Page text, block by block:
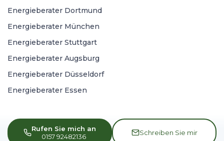
Rufen Sie mich an
0157 92482136
Schreiben Sie mir
Energieberater Dortmund
Energieberater München
Energieberater Stuttgart
Energieberater Augsburg
Energieberater Düsseldorf
Energieberater Essen